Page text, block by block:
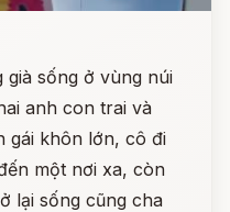
già sống ở vùng núi
anh con trai và
gái khôn lớn, cô đi
một nơi xa, còn
lại sống cũng cha